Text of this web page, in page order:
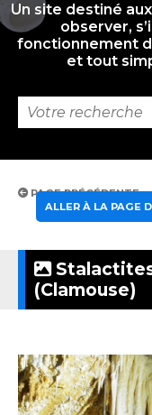
Un site destiné
observer,
fonctionnement
et tout
PAGE PRÉCÉDENTE
ALLER À LA PAGE
(Clamouse)